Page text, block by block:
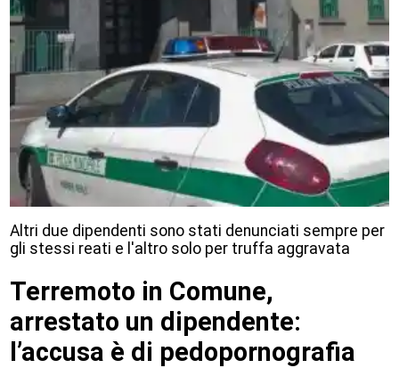
Altri due dipendenti sono stati denunciati sempre per
gli stessi reati e l'altro solo per truffa aggravata
Terremoto in Comune,
arrestato un dipendente:
l’accusa è di pedopornografia